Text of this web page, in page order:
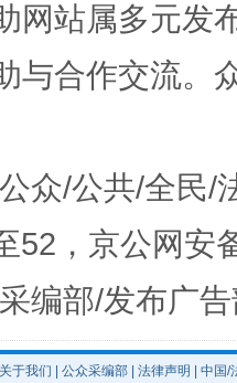
落实 一纸欠
网站属多元发
与合作交流。
众/公共/全民/
52，京公网安
编部/发布广
关于我们 公众采编部 法律声明 | 中国